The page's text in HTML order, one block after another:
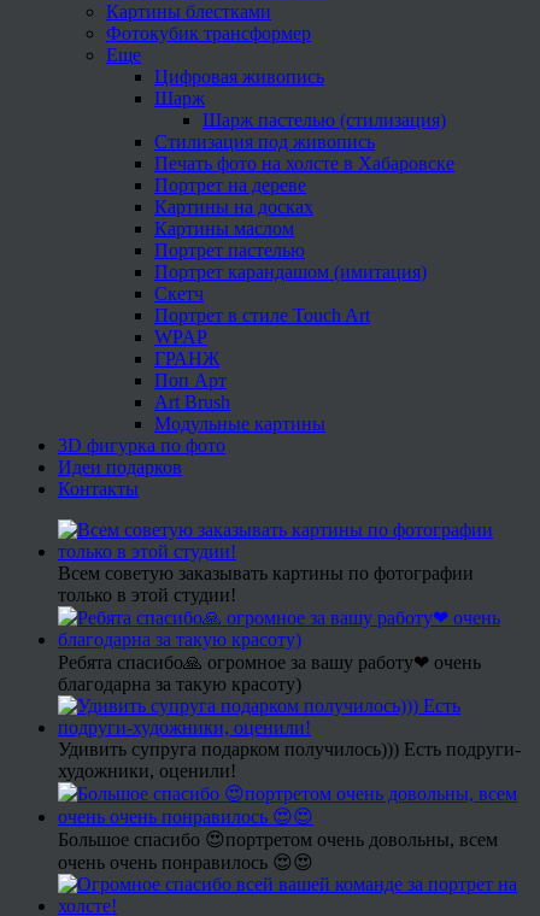
Картины блестками
Фотокубик трансформер
Еще
Цифровая живопись
Шарж
Шарж пастелью (стилизация)
Стилизация под живопись
Печать фото на холсте в Хабаровске
Портрет на дереве
Картины на досках
Картины маслом
Портрет пастелью
Портрет карандашом (имитация)
Скетч
Портрет в стиле Touch Art
WPAP
ГРАНЖ
Поп Арт
Art Brush
Модульные картины
3D фигурка по фото
Идеи подарков
Контакты
Всем советую заказывать картины по фотографии
только в этой студии!
Ребята спасибо🙏 огромное за вашу работу❤ очень
благодарна за такую красоту)
Удивить супруга подарком получилось))) Есть подруги-
художники, оценили!
Большое спасибо 😍портретом очень довольны, всем
очень очень понравилось 😍😍